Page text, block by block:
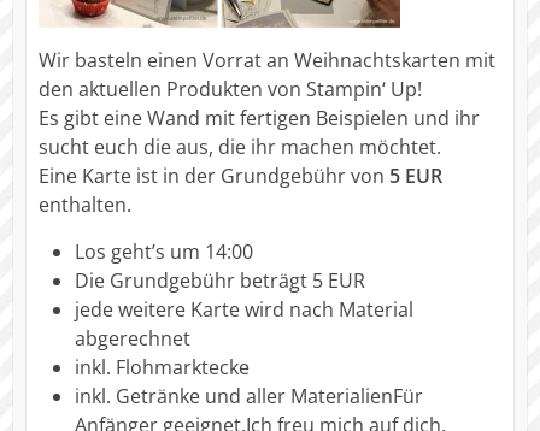
Wir basteln einen Vorrat an Weihnachtskarten mit
den aktuellen Produkten von Stampin‘ Up!
Es gibt eine Wand mit fertigen Beispielen und ihr
sucht euch die aus, die ihr machen möchtet.
Eine Karte ist in der Grundgebühr von 5 EUR
enthalten.
Los geht’s um 14:00
Die Grundgebühr beträgt 5 EUR
jede weitere Karte wird nach Material
abgerechnet
inkl. Flohmarktecke
inkl. Getränke und aller MaterialienFür
Anfänger geeignet.Ich freu mich auf dich.